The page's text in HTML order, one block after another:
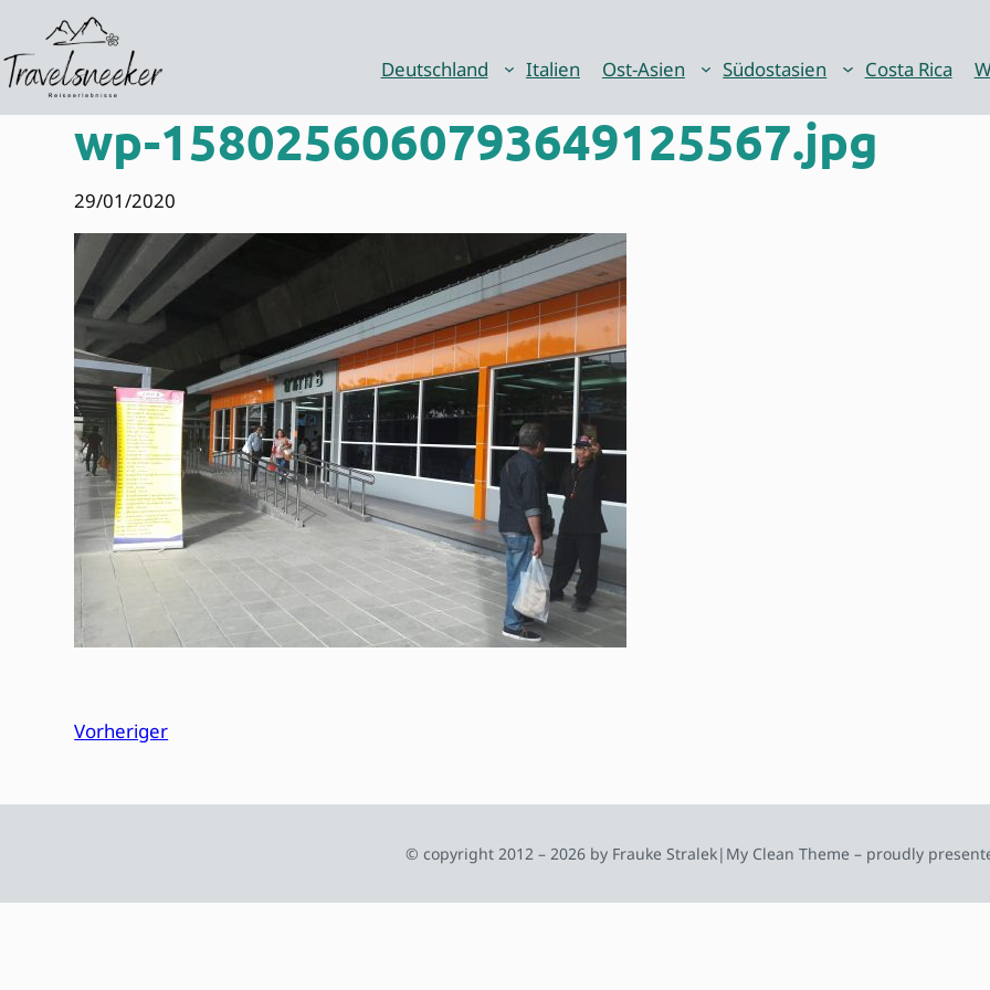
Inhalt
springen
Deutschland Italien Ost-Asien Südostasien Costa Rica
wp-1580256060793649125567.jpg
29/01/2020
Vorheriger
© copyright 2012 – 2026 by Frauke Stralek| My Clean Theme – proudly